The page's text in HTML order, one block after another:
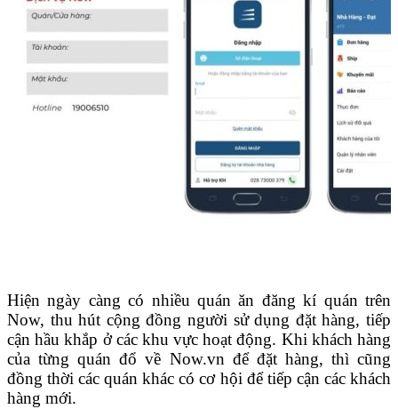
Hiện ngày càng có nhiều quán ăn đăng kí quán trên
Now, thu hút cộng đồng người sử dụng đặt hàng, tiếp
cận hầu khắp ở các khu vực hoạt động. Khi khách hàng
của từng quán đổ về Now.vn để đặt hàng, thì cũng
đồng thời các quán khác có cơ hội để tiếp cận các khách
hàng mới.